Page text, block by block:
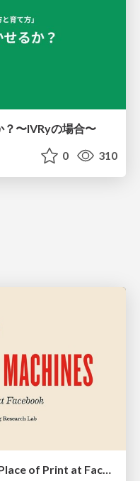
？〜IVRyの場合〜
0 310